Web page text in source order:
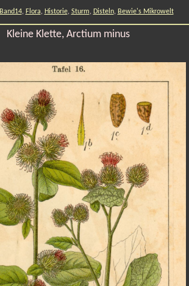
Band14, Flora, Historie, Sturm, Disteln, Bewie's Mikrowelt
Kleine Klette, Arctium minus